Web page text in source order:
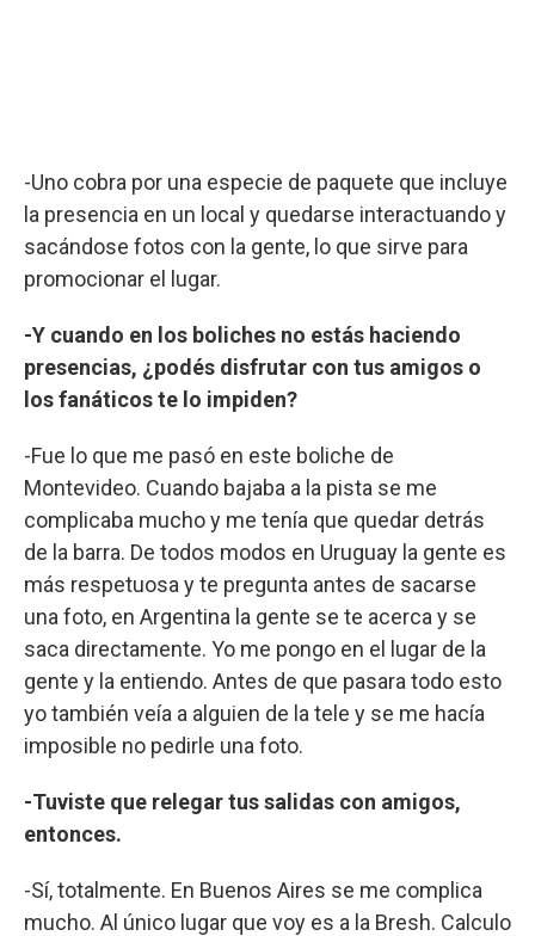
-Uno cobra por una especie de paquete que incluye
la presencia en un local y quedarse interactuando y
sacándose fotos con la gente, lo que sirve para
promocionar el lugar.
-Y cuando en los boliches no estás haciendo
presencias, ¿podés disfrutar con tus amigos o
los fanáticos te lo impiden?
-Fue lo que me pasó en este boliche de
Montevideo. Cuando bajaba a la pista se me
complicaba mucho y me tenía que quedar detrás
de la barra. De todos modos en Uruguay la gente es
más respetuosa y te pregunta antes de sacarse
una foto, en Argentina la gente se te acerca y se
saca directamente. Yo me pongo en el lugar de la
gente y la entiendo. Antes de que pasara todo esto
yo también veía a alguien de la tele y se me hacía
imposible no pedirle una foto.
-Tuviste que relegar tus salidas con amigos,
entonces.
-Sí, totalmente. En Buenos Aires se me complica
mucho. Al único lugar que voy es a la Bresh. Calculo